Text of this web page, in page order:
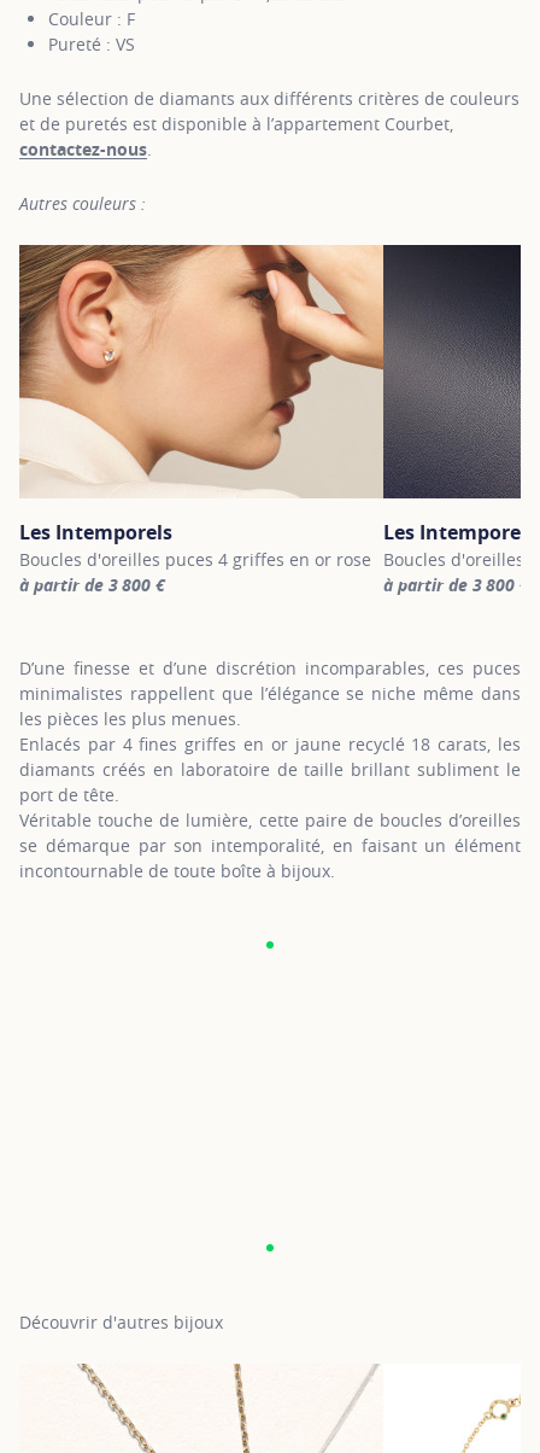
Couleur : F
Pureté : VS
Une sélection de diamants aux différents critères de couleurs
et de puretés est disponible à l’appartement Courbet,
contactez-nous.
Autres couleurs :
Les Intemporels
Boucles d'oreilles puces 4 griffes en or rose
à partir de 3 800 €
Les Intemporels
Boucles d'oreilles
à partir de 3 800 €
D’une finesse et d’une discrétion incomparables, ces puces
minimalistes rappellent que l’élégance se niche même dans
les pièces les plus menues.
Enlacés par 4 fines griffes en or jaune recyclé 18 carats, les
diamants créés en laboratoire de taille brillant subliment le
port de tête.
Véritable touche de lumière, cette paire de boucles d’oreilles
se démarque par son intemporalité, en faisant un élément
incontournable de toute boîte à bijoux.
Découvrir d'autres bijoux